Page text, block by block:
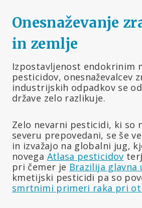
Onesnaževanje
in zemlje
Izpostavljenost endokrinim
pesticidov, onesnaževalcev
industrijskih odpadkov se
države zelo razlikuje.
Zelo nevarni pesticidi, ki so
severu prepovedani, se še
in izvažajo na globalni jug,
novega Atlasa pesticidov
pri čemer je Brazilija glavna
kmetijski pesticidi pa so
smrtnimi primeri raka pri